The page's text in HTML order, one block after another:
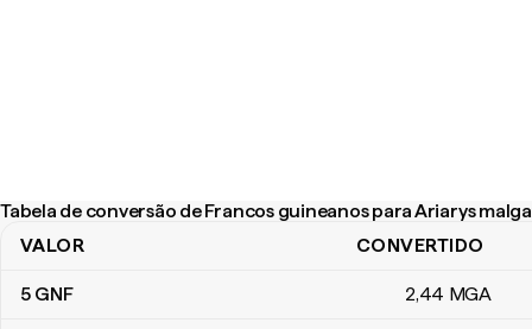
Tabela de conversão de Francos guineanos para Ariarys
Tabela de conversão de Francos guineanos para Ariarys malgaxes
VALOR CONVERTIDO
5 GNF 2,44 MGA